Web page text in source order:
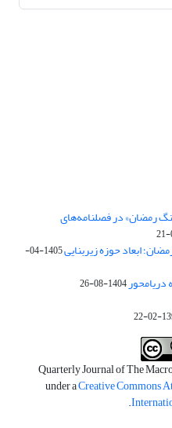
رمضان» در فصلنامه‌های
ابعاد حوزه زیربنایی
1405-04-
دریامحور1404-08-26
Quarterly Journal of The
under aCreative Commons
.